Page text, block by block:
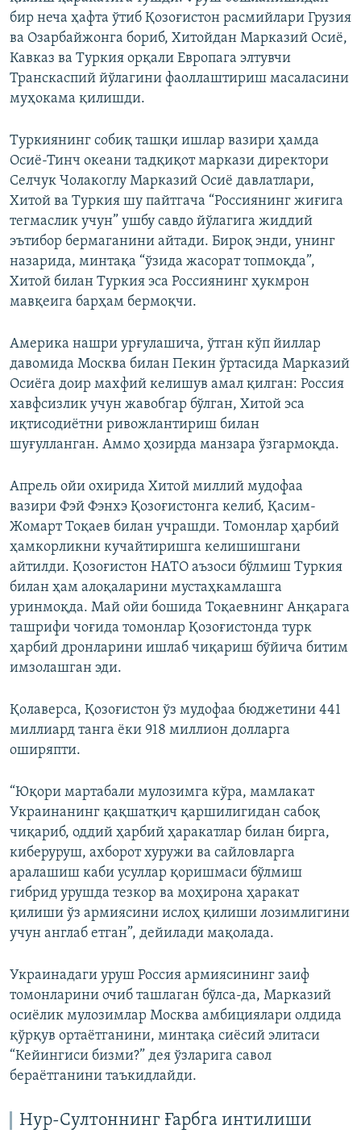
бир неча ҳафта ўтиб Қозоғистон расмийлари Грузия
ва Озарбайжонга бориб, Хитойдан Марказий Осиё,
Кавказ ва Туркия орқали Европага элтувчи
Транскаспий йўлагини фаоллаштириш масаласини
муҳокама қилишди.
Туркиянинг собиқ ташқи ишлар вазири ҳамда
Осиё-Тинч океани тадқиқот маркази директори
Селчук Чолакоглу Марказий Осиё давлатлари,
Хитой ва Туркия шу пайтгача “Россиянинг жиғига
тегмаслик учун” ушбу савдо йўлагига жиддий
эътибор бермаганини айтади. Бироқ энди, унинг
назарида, минтақа “ўзида жасорат топмоқда”,
Хитой билан Туркия эса Россиянинг ҳукмрон
мавқеига барҳам бермоқчи.
Америка нашри урғулашича, ўтган кўп йиллар
давомида Москва билан Пекин ўртасида Марказий
Осиёга доир махфий келишув амал қилган: Россия
хавфсизлик учун жавобгар бўлган, Хитой эса
иқтисодиётни ривожлантириш билан
шуғулланган. Аммо ҳозирда манзара ўзгармоқда.
Апрель ойи охирида Хитой миллий мудофаа
вазири Фэй Фэнхэ Қозоғистонга келиб, Қасим-
Жомарт Тоқаев билан учрашди. Томонлар ҳарбий
ҳамкорликни кучайтиришга келишишгани
айтилди. Қозоғистон НАТО аъзоси бўлмиш Туркия
билан ҳам алоқаларини мустаҳкамлашга
уринмоқда. Май ойи бошида Тоқаевнинг Анқарага
ташрифи чоғида томонлар Қозоғистонда турк
ҳарбий дронларини ишлаб чиқариш бўйича битим
имзолашган эди.
Қолаверса, Қозоғистон ўз мудофаа бюджетини 441
миллиард танга ёки 918 миллион долларга
оширяпти.
“Юқори мартабали мулозимга кўра, мамлакат
Украинанинг қақшатқич қаршилигидан сабоқ
чиқариб, оддий ҳарбий ҳаракатлар билан бирга,
киберуруш, ахборот хуружи ва сайловларга
аралашиш каби усуллар қоришмаси бўлмиш
гибрид урушда тезкор ва моҳирона ҳаракат
қилиши ўз армиясини ислоҳ қилиши лозимлигини
учун англаб етган”, дейилади мақолада.
Украинадаги уруш Россия армиясининг заиф
томонларини очиб ташлаган бўлса-да, Марказий
осиёлик мулозимлар Москва амбициялари олдида
қўрқув ортаётганини, минтақа сиёсий элитаси
“Кейингиси бизми?” дея ўзларига савол
бераётганини таъкидлайди.
Нур-Султоннинг Ғарбга интилиши